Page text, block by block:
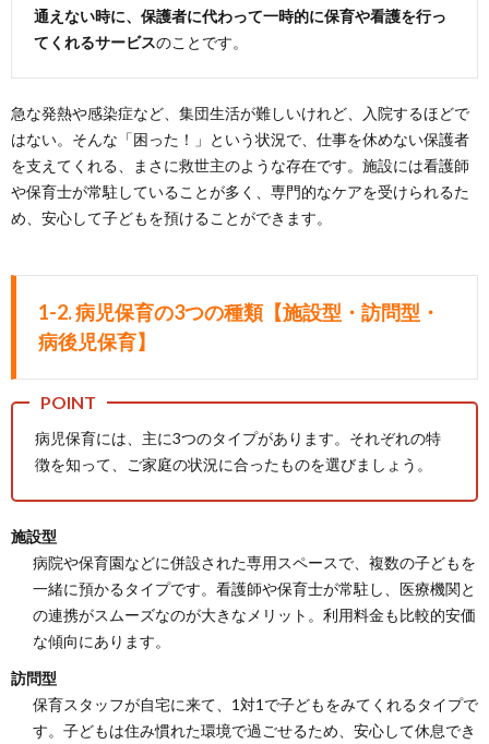
通えない時に、保護者に代わって一時的に保育や看護を行っ
てくれるサービスのことです。
急な発熱や感染症など、集団生活が難しいけれど、入院するほどで
はない。そんな「困った！」という状況で、仕事を休めない保護者
を支えてくれる、まさに救世主のような存在です。施設には看護師
や保育士が常駐していることが多く、専門的なケアを受けられるた
め、安心して子どもを預けることができます。
1-2. 病児保育の3つの種類【施設型・訪問型・
病後児保育】
病児保育には、主に3つのタイプがあります。それぞれの特
徴を知って、ご家庭の状況に合ったものを選びましょう。
施設型
病院や保育園などに併設された専用スペースで、複数の子どもを
一緒に預かるタイプです。看護師や保育士が常駐し、医療機関と
の連携がスムーズなのが大きなメリット。利用料金も比較的安価
な傾向にあります。
訪問型
保育スタッフが自宅に来て、1対1で子どもをみてくれるタイプで
す。子どもは住み慣れた環境で過ごせるため、安心して休息でき